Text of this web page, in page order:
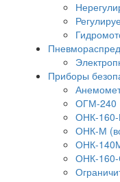
Приборы
ОГМ-240
ОНК-
ОНК-М
ОНК-
ОНК-